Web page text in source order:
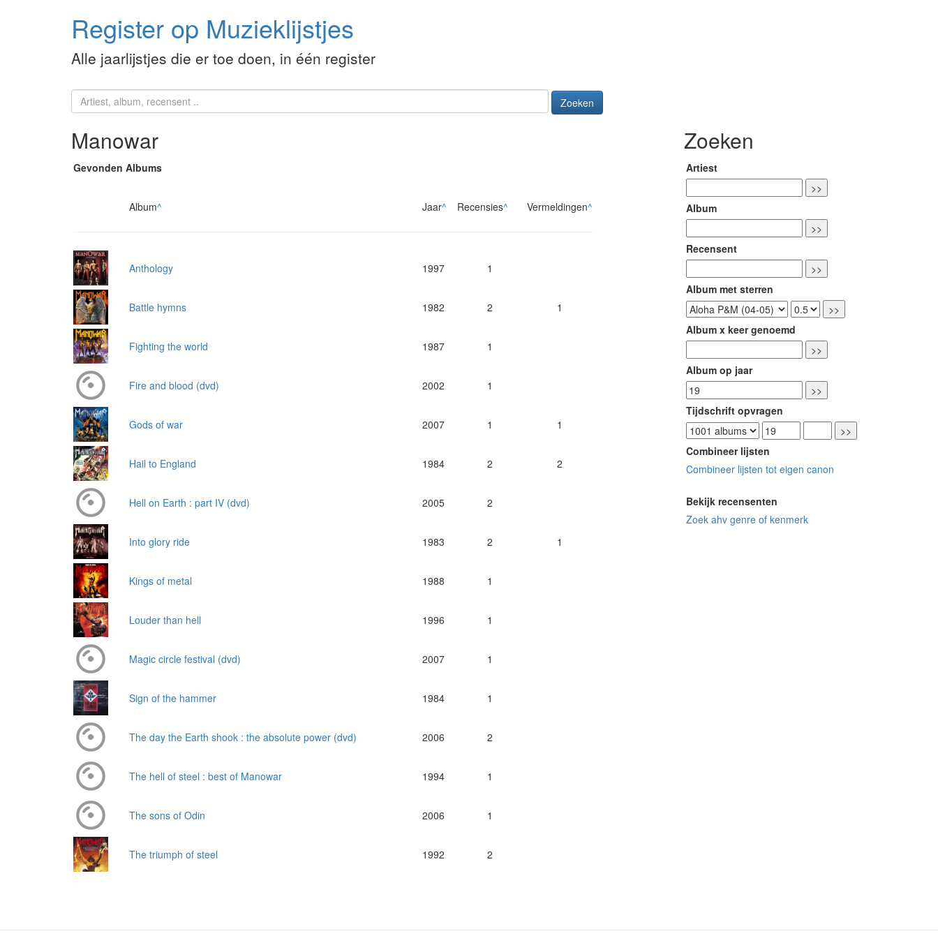
Register op Muzieklijstjes
Alle jaarlijstjes die er toe doen, in één register
Zoeken
Manowar
Gevonden Albums
Album^ Jaar^ Recensies^ Vermeldingen^
Anthology 1997 1
Battle hymns 1982 2 1
Fighting the world 1987 1
Fire and blood (dvd) 2002 1
Gods of war 2007 1 1
Hail to England 1984 2 2
Hell on Earth : part IV (dvd) 2005 2
Into glory ride 1983 2 1
Kings of metal 1988 1
Louder than hell 1996 1
Magic circle festival (dvd) 2007 1
Sign of the hammer 1984 1
The day the Earth shook : the absolute power (dvd) 2006 2
The hell of steel : best of Manowar 1994 1
The sons of Odin 2006 1
The triumph of steel 1992 2
Zoeken
Artiest
Album
Recensent
Album met sterren
Album x keer genoemd
Album op jaar
Tijdschrift opvragen
Combineer lijsten
Combineer lijsten tot eigen canon
Bekijk recensenten
Zoek ahv genre of kenmerk